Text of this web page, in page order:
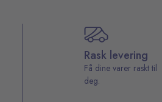
Rask levering
Få dine varer raskt til
deg.